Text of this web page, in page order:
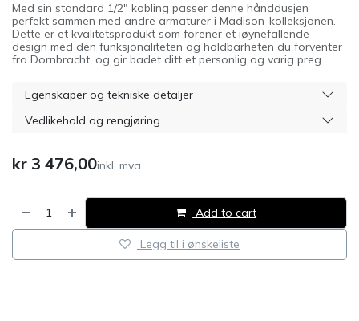
Med sin standard 1/2" kobling passer denne hånddusjen
perfekt sammen med andre armaturer i Madison-kolleksjonen.
Dette er et kvalitetsprodukt som forener et iøynefallende
design med den funksjonaliteten og holdbarheten du forventer
fra Dornbracht, og gir badet ditt et personlig og varig preg.
Egenskaper og tekniske detaljer
Vedlikehold og rengjøring
kr 3 476,00inkl. mva.
Add to cart
Legg til i ønskeliste